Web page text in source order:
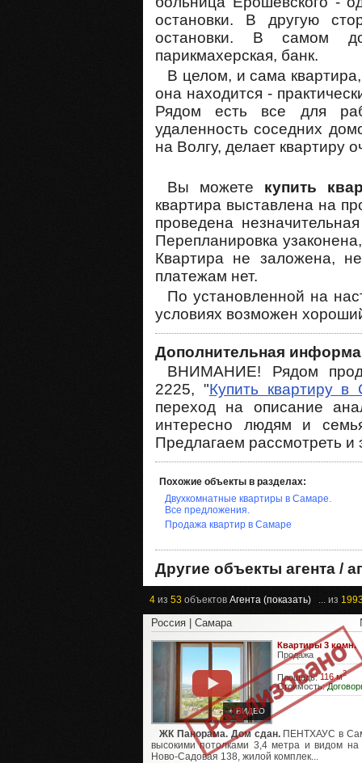
остановки. В другую
остановки. В самом
парикмахерская, банк.
В целом, и сама
она находится -
Рядом есть все для
удаленность соседних
на Волгу, делает квартиру
Вы можете купить
квартира выставлена на
проведена
Перепланировка
Квартира не заложена,
платежам нет.
По установленной на
условиях возможен
Дополнительная
ВНИМАНИЕ! Рядом
2225, "Купить квартиру в
переход на описание
интересно людям и
Предлагаем рассмотреть и
Похожие объекты в разделах:
Двухкомнатные квартиры в Самаре.
Все предложения.
Продажа квартир в Самаре
Другие объекты агента /
4 из 53 объектов Агента (показать) ... из
Россия | Самара
+ ВИДЕО
Квартиры 3 комн.
Продажа
Площадь:116 м2
Стоимость:
ЖК Панорама. Дом сдан.ПЕНТХАУС в
высокими потолками 3,4 метра и видом на
Ново-Садовая 138, жилой комплек...